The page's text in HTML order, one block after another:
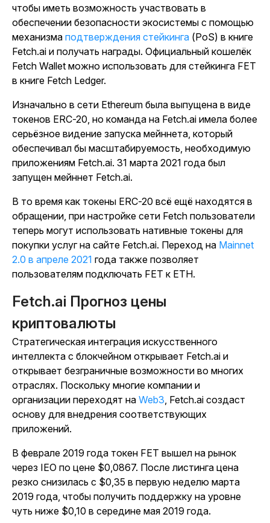
чтобы иметь возможность участвовать в
обеспечении безопасности экосистемы с помощью
механизма подтверждения стейкинга (PoS) в книге
Fetch.ai и получать награды. Официальный кошелёк
Fetch Wallet можно использовать для стейкинга FET
в книге Fetch Ledger.
Изначально в сети Ethereum была выпущена в виде
токенов ERC-20, но команда на Fetch.ai имела более
серьёзное видение запуска мейннета, который
обеспечивал бы масштабируемость, необходимую
приложениям Fetch.ai. 31 марта 2021 года был
запущен мейннет Fetch.ai.
В то время как токены ERC-20 всё ещё находятся в
обращении, при настройке сети Fetch пользователи
теперь могут использовать нативные токены для
покупки услуг на сайте Fetch.ai. Переход на Mainnet
2.0 в апреле 2021 года также позволяет
пользователям подключать FET к ETH.
Fetch.ai Прогноз цены
криптовалюты
Стратегическая интеграция искусственного
интеллекта с блокчейном открывает Fetch.ai и
открывает безграничные возможности во многих
отраслях. Поскольку многие компании и
организации переходят на Web3, Fetch.ai создаст
основу для внедрения соответствующих
приложений.
В феврале 2019 года токен FET вышел на рынок
через IEO по цене $0,0867. После листинга цена
резко снизилась с $0,35 в первую неделю марта
2019 года, чтобы получить поддержку на уровне
чуть ниже $0,10 в середине мая 2019 года.